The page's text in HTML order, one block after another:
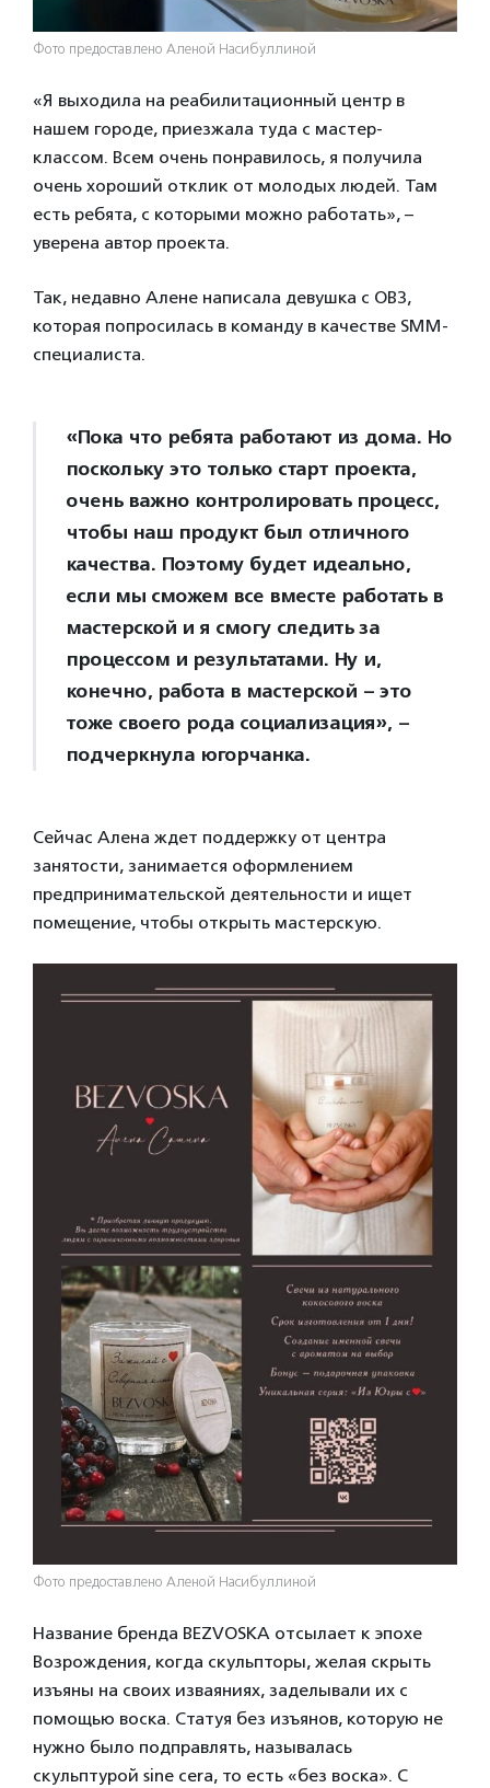
Фото предоставлено Аленой Насибуллиной
«Я выходила на реабилитационный центр в
нашем городе, приезжала туда с мастер-
классом. Всем очень понравилось, я получила
очень хороший отклик от молодых людей. Там
есть ребята, с которыми можно работать», –
уверена автор проекта.
Так, недавно Алене написала девушка с ОВЗ,
которая попросилась в команду в качестве SMM-
специалиста.
«Пока что ребята работают из дома. Но
поскольку это только старт проекта,
очень важно контролировать процесс,
чтобы наш продукт был отличного
качества. Поэтому будет идеально,
если мы сможем все вместе работать в
мастерской и я смогу следить за
процессом и результатами. Ну и,
конечно, работа в мастерской – это
тоже своего рода социализация», –
подчеркнула югорчанка.
Сейчас Алена ждет поддержку от центра
занятости, занимается оформлением
предпринимательской деятельности и ищет
помещение, чтобы открыть мастерскую.
Фото предоставлено Аленой Насибуллиной
Название бренда BEZVOSKA отсылает к эпохе
Возрождения, когда скульпторы, желая скрыть
изъяны на своих изваяниях, заделывали их с
помощью воска. Статуя без изъянов, которую не
нужно было подправлять, называлась
скульптурой sine cera, то есть «без воска». С